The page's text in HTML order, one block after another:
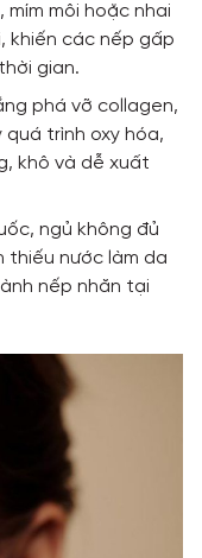
mím môi hoặc nhai
khiến các nếp gấp
gian.
phá vỡ collagen,
trình oxy hóa,
khô và dễ xuất
ngủ không đủ
thiếu nước làm da
nếp nhăn tại